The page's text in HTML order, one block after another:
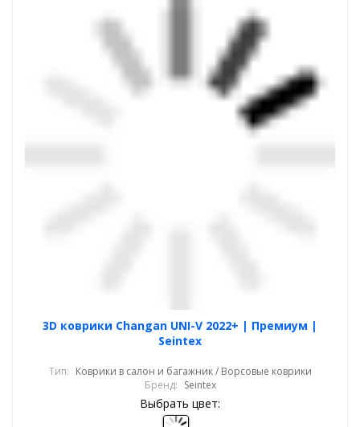
3D коврики Changan UNI-V 2022+ | Премиум |
Seintex
Тип: Коврики в салон и багажник / Ворсовые коврики
Бренд: Seintex
Выбрать цвет: